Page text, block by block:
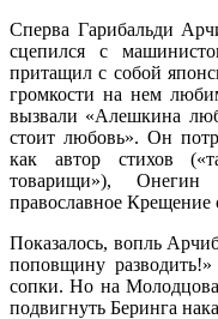
Сперва Гарибальди
сцепился с
притащил с собой
громкости на нем
вызвали «Алешкина
стоит любовь». Он
как автор стихов
товарищи»), Онегин
православное Крещение
Показалось, вопль
поповщину
сопки. Но на
подвигнуть Беринга